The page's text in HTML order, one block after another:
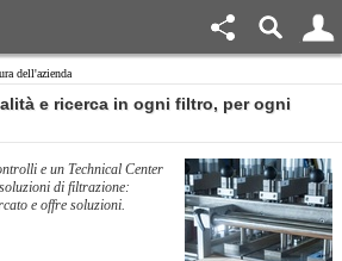
dell'azienda
e ricerca in ogni filtro, per ogni
e un Technical Center
di filtrazione:
e offre soluzioni.